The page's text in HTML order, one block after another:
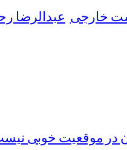
خارجی عبدالرضا
در موقعیت خوبی